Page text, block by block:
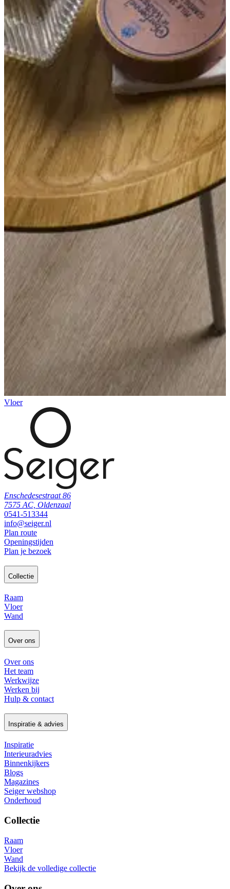
Vloer
Enschedesestraat 86
7575 AC, Oldenzaal
0541-513344
info@seiger.nl
Plan route
Openingstijden
Plan je bezoek
Collectie
Raam
Vloer
Wand
Over ons
Over ons
Het team
Werkwijze
Werken bij
Hulp & contact
Inspiratie & advies
Inspiratie
Interieuradvies
Binnenkijkers
Blogs
Magazines
Seiger webshop
Onderhoud
Collectie
Raam
Vloer
Wand
Bekijk de volledige collectie